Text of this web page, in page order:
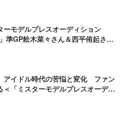
ンタビュー連載Vol.1＞
ーモデルプレスオーディション
準GP舩木菜々さん＆西平侑起さ
アイドル時代の苦悩と変化 ファン
＜「ミスターモデルプレスオーディ